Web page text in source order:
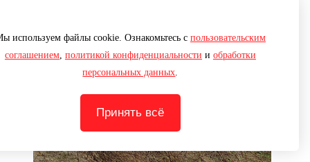
используем файлы cookie. Ознакомьтесь с пользовательским
соглашением, политикой конфиденциальности и обработки
персональных данных
Принять всё